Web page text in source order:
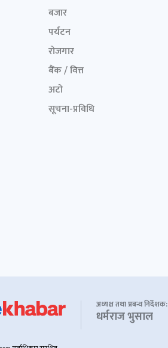
बजार
पर्यटन
रोजगार
बैंक / वित्त
अटो
सूचना-प्रविधि
अध्यक्ष तथा प्रबन्ध निर्देशक:
धर्मराज भुसाल